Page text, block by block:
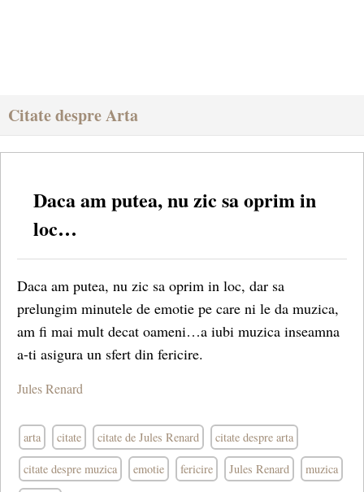
Citate despre Arta
Daca am putea, nu zic sa oprim in
loc…
Daca am putea, nu zic sa oprim in loc, dar sa
prelungim minutele de emotie pe care ni le da muzica,
am fi mai mult decat oameni…a iubi muzica inseamna
a-ti asigura un sfert din fericire.
Jules Renard
arta citate citate de Jules Renard citate despre arta
citate despre muzica emotie fericire Jules Renard muzica